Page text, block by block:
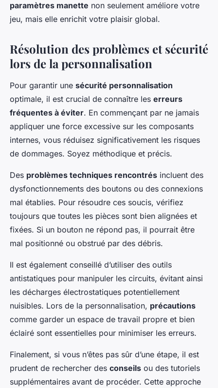
paramètres manette non seulement améliore votre
jeu, mais elle enrichit votre plaisir global.
Résolution des problèmes et sécurité
lors de la personnalisation
Pour garantir une sécurité personnalisation
optimale, il est crucial de connaître les erreurs
fréquentes à éviter. En commençant par ne jamais
appliquer une force excessive sur les composants
internes, vous réduisez significativement les risques
de dommages. Soyez méthodique et précis.
Des problèmes techniques rencontrés incluent des
dysfonctionnements des boutons ou des connexions
mal établies. Pour résoudre ces soucis, vérifiez
toujours que toutes les pièces sont bien alignées et
fixées. Si un bouton ne répond pas, il pourrait être
mal positionné ou obstrué par des débris.
Il est également conseillé d’utiliser des outils
antistatiques pour manipuler les circuits, évitant ainsi
les décharges électrostatiques potentiellement
nuisibles. Lors de la personnalisation, précautions
comme garder un espace de travail propre et bien
éclairé sont essentielles pour minimiser les erreurs.
Finalement, si vous n’êtes pas sûr d’une étape, il est
prudent de rechercher des conseils ou des tutoriels
supplémentaires avant de procéder. Cette approche